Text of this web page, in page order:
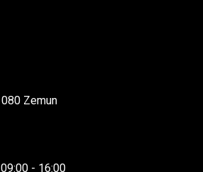
Zemun
- 16:00